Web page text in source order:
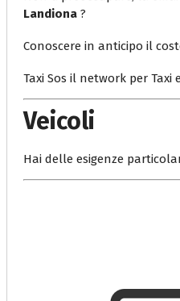
Landiona ?
Conoscere in anticipo il
Taxi Sos il network per
Veicoli
Hai delle esigenze